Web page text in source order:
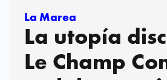
La Marea
La utopía
Le Champ